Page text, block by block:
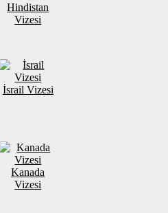
Hindistan
Vizesi
İsrail Vizesi
Kanada
Vizesi